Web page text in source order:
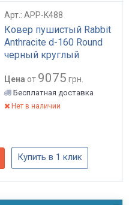
Арт.: APP-K488
Ковер пушистый Rabbit
Anthracite d-160 Round
черный круглый
Цена от 9075 грн.
Бесплатная доставка
Нет в наличии
Купить в 1 клик